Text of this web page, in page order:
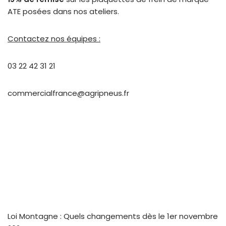
ATE posées dans nos ateliers.
Contactez nos équipes :
03 22 42 31 21
commercialfrance@agripneus.fr
Loi Montagne : Quels changements dès le 1er novembre